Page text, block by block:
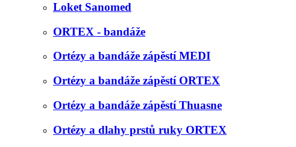
Loket Sanomed
ORTEX - bandáže
Ortézy a bandáže zápěstí MEDI
Ortézy a bandáže zápěstí ORTEX
Ortézy a bandáže zápěstí Thuasne
Ortézy a dlahy prstů ruky ORTEX